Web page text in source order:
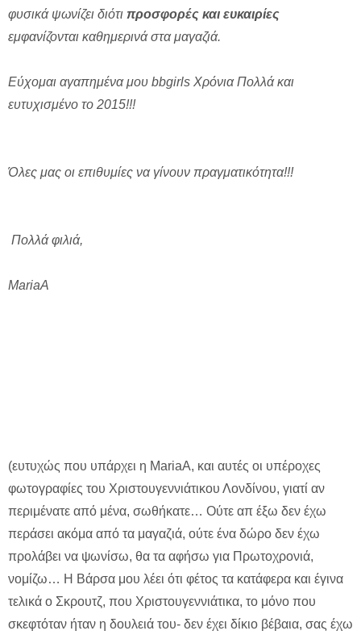
φυσικά ψωνίζει διότι προσφορές και ευκαιρίες
εμφανίζονται καθημερινά στα μαγαζιά.
Εύχομαι αγαπημένα μου bbgirls Χρόνια Πολλά και
ευτυχισμένο το 2015!!!
Όλες μας οι επιθυμίες να γίνουν πραγματικότητα!!!
Πολλά φιλιά,
MariaA
(ευτυχώς που υπάρχει η MariaA, και αυτές οι υπέροχες
φωτογραφίες του Χριστουγεννιάτικου Λονδίνου, γιατί αν
περιμένατε από μένα, σωθήκατε… Ούτε απ έξω δεν έχω
περάσει ακόμα από τα μαγαζιά, ούτε ένα δώρο δεν έχω
προλάβει να ψωνίσω, θα τα αφήσω για Πρωτοχρονιά,
νομίζω… Η Βάρσα μου λέει ότι φέτος τα κατάφερα και έγινα
τελικά ο Σκρουτζ, που Χριστουγεννιάτικα, το μόνο που
σκεφτόταν ήταν η δουλειά του- δεν έχει δίκιο βέβαια, σας έχω